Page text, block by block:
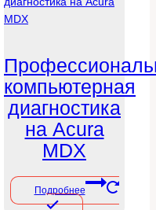
компьютерная
диагностика
на Acura
MDX
Подробнее